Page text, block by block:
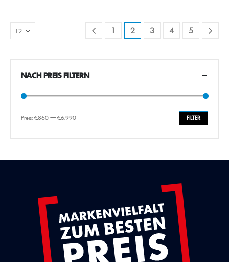
1 2 3 4 5
NACH PREIS FILTERN
FILTER
Preis: €860 — €6.990